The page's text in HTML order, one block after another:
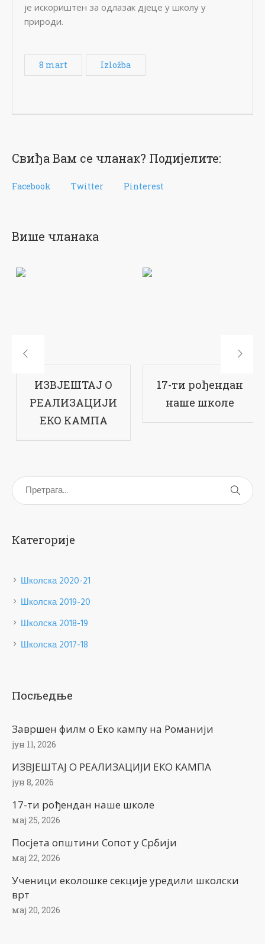
је искориштен за одлазак дјеце у школу у
природи.
8 mart Izložba
Свиђа Вам се чланак? Подијелите:
Facebook Twitter Pinterest
Више чланака
Завршен филм
о Еко кампу на
Романији
ИЗВЈЕШТАЈ О
РЕАЛИЗАЦИЈИ
ЕКО КАМПА
Категорије
Школска 2020-21
Школска 2019-20
Школска 2018-19
Школска 2017-18
Посљедње
Завршен филм о Еко кампу на Романији
јун 11, 2026
ИЗВЈЕШТАЈ О РЕАЛИЗАЦИЈИ ЕКО КАМПА
јун 8, 2026
17-ти рођендан наше школе
мај 25, 2026
Посјета општини Сопот у Србији
мај 22, 2026
Ученици еколошке секције уредили школски
врт
мај 20, 2026